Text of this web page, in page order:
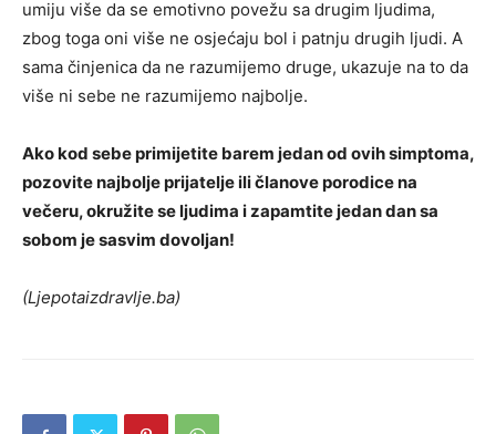
umiju više da se emotivno povežu sa drugim ljudima,
zbog toga oni više ne osjećaju bol i patnju drugih ljudi. A
sama činjenica da ne razumijemo druge, ukazuje na to da
više ni sebe ne razumijemo najbolje.
Ako kod sebe primijetite barem jedan od ovih simptoma,
pozovite najbolje prijatelje ili članove porodice na
večeru, okružite se ljudima i zapamtite jedan dan sa
sobom je sasvim dovoljan!
(Ljepotaizdravlje.ba)